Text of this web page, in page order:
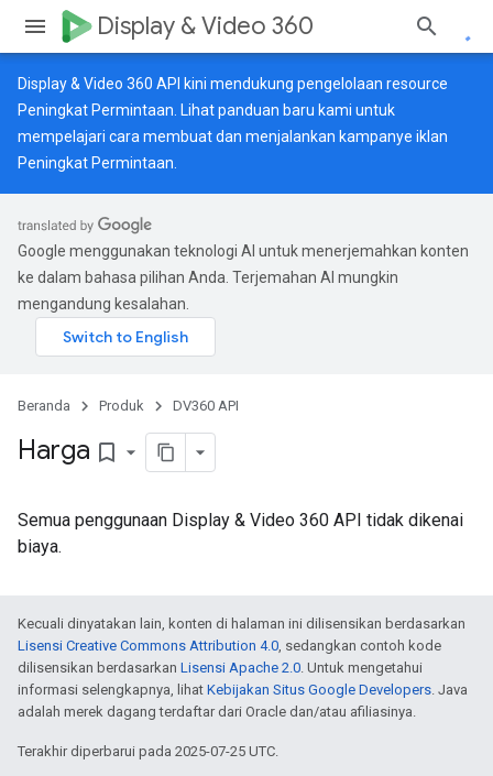
Display & Video 360
Display & Video 360 API kini mendukung pengelolaan resource
Peningkat Permintaan. Lihatpanduan baru kami untuk
mempelajari cara membuat dan menjalankan kampanye iklan
Peningkat Permintaan.
Google menggunakan teknologi AI untuk menerjemahkan konten
ke dalam bahasa pilihan Anda. Terjemahan AI mungkin
mengandung kesalahan.
Beranda Produk DV360 API
Harga bookmark_border
Semua penggunaan Display & Video 360 API tidak dikenai
biaya.
Kecuali dinyatakan lain, konten di halaman ini dilisensikan berdasarkan
Lisensi Creative Commons Attribution 4.0, sedangkan contoh kode
dilisensikan berdasarkan Lisensi Apache 2.0. Untuk mengetahui
informasi selengkapnya, lihat Kebijakan Situs Google Developers. Java
adalah merek dagang terdaftar dari Oracle dan/atau afiliasinya.
Terakhir diperbarui pada 2025-07-25 UTC.